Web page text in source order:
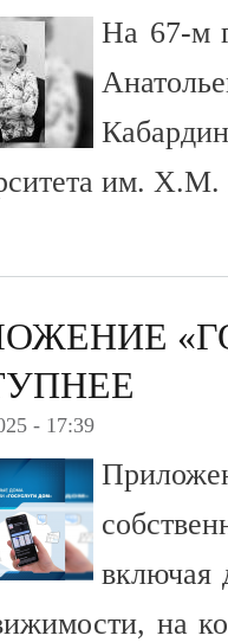
На 67-м
им. Х.М.
- 17:39
включая
на